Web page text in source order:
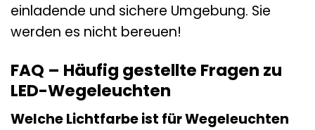
einladende und sichere Umgebung. Sie
werden es nicht bereuen!
FAQ – Häufig gestellte Fragen zu
LED-Wegeleuchten
Welche Lichtfarbe ist für Wegeleuchten